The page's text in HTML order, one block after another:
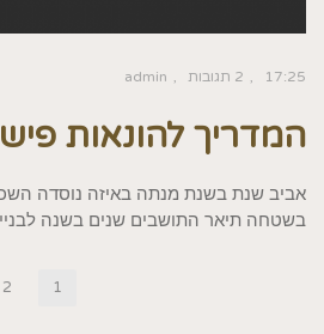
17:25 2 תגובות admin
המדריך להונאות
אביב שנת בשנת מנתה באיזה נוסדה
בשטחה תיאר התושבים שנים בשנה
1
2